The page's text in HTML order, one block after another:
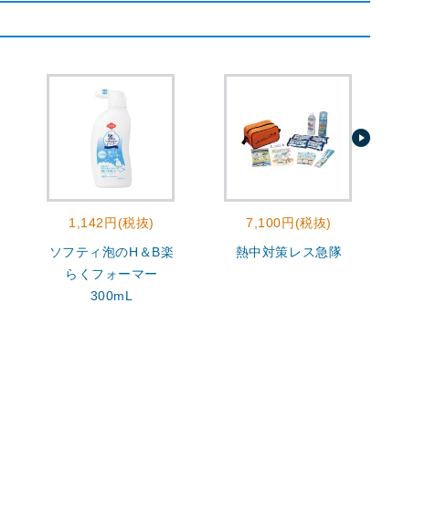
1,142円(税抜)
ソフティ泡のH＆B楽
らくフォーマー
300mL
7,100円(税抜)
熱中対策レス急隊